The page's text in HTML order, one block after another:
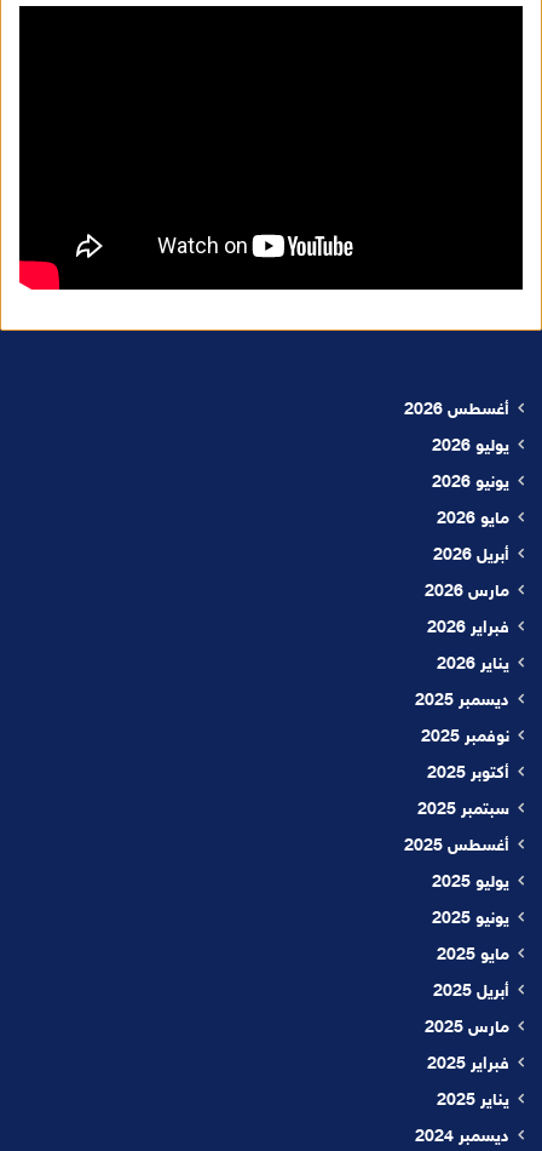
أغسطس 2026
يوليو 2026
يونيو 2026
مايو 2026
أبريل 2026
مارس 2026
فبراير 2026
يناير 2026
ديسمبر 2025
نوفمبر 2025
أكتوبر 2025
سبتمبر 2025
أغسطس 2025
يوليو 2025
يونيو 2025
مايو 2025
أبريل 2025
مارس 2025
فبراير 2025
يناير 2025
ديسمبر 2024